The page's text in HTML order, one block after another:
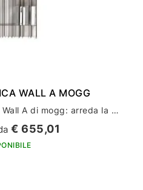
WALL A MOGG
Scopri la libreria Metrica Wall A di mogg: arreda la tua casa con stile ed eleganza
€ 655,01